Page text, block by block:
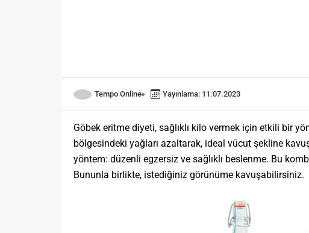
Tempo Online Yayınlama: 11.07.2023
Göbek eritme diyeti, sağlıklı kilo vermek için etkili bir
bölgesindeki yağları azaltarak, ideal vücut şekline
yöntem: düzenli egzersiz ve sağlıklı beslenme. Bu
Bununla birlikte, istediğiniz görünüme kavuşabilirsiniz.